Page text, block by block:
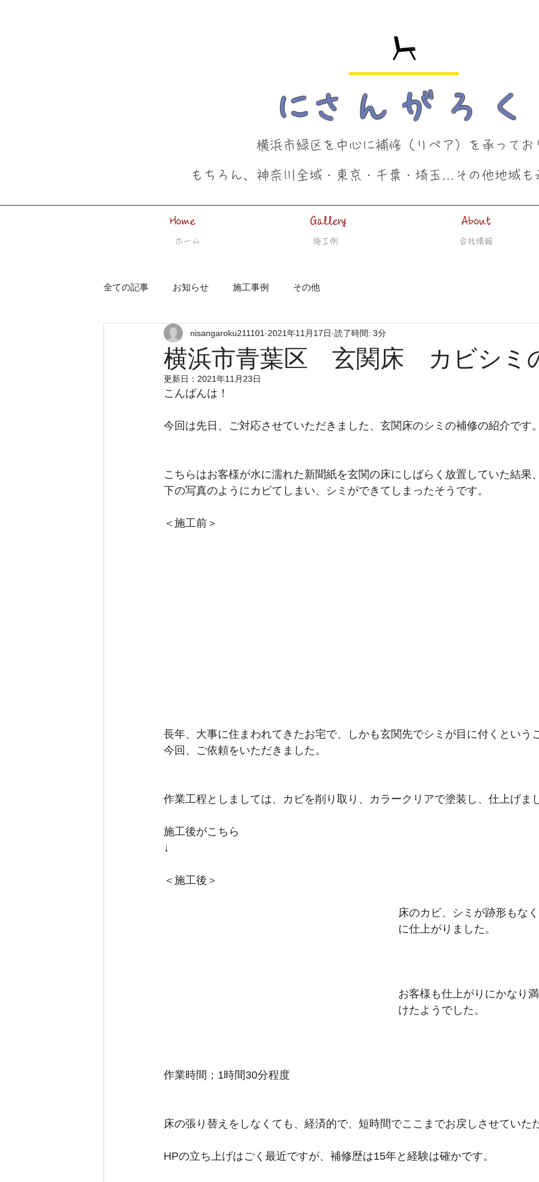
​にさんがろく
横浜市緑区を中心に補修（リペア）を承っており
もちろん、神奈川全域・東京・千葉・埼玉…その他地域も
Home Gallery About
ホーム 施工例 会社情報
全ての記事 お知らせ 施工事例 その他
横浜市青葉区 玄関床 カビシミ
nisangaroku211101 2021年11月17日 読了時間: 3分
更新日： 2021年11月23日
こんばんは！
今回は先日、ご対応させていただきました、玄関床のシミの補修の紹介です。
こちらはお客様が水に濡れた新聞紙を玄関の床にしばらく放置していた結果、
下の写真のようにカビてしまい、シミができてしまったそうです。
＜施工前＞
長年、大事に住まわれてきたお宅で、しかも玄関先でシミが目に付くという
今回、ご依頼をいただきました。
作業工程としましては、カビを削り取り、カラークリアで塗装し、仕上げま
施工後がこちら
↓
＜施工後＞
床のカビ、シミが跡形もな
に仕上がりました。
お客様も仕上がりにかなり
けたようでした。
作業時間；1時間30分程度
床の張り替えをしなくても、経済的で、短時間でここまでお戻しさせていた
HPの立ち上げはごく最近ですが、補修歴は15年と経験は確かです。